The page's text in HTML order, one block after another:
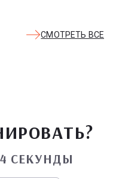
СМОТРЕТЬ ВСЕ
СЕКУНДЫ